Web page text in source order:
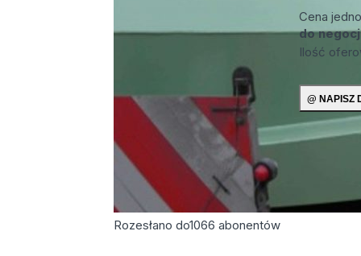
Rozesłano do1066 abonentów
Cena
do
Ilość